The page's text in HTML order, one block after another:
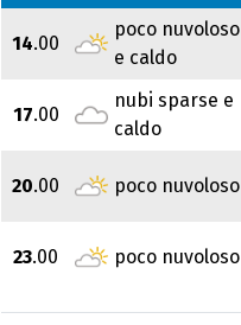
14.00
poco nuvoloso
e caldo
17.00
nubi sparse e
caldo
20.00 poco nuvoloso
23.00 poco nuvoloso